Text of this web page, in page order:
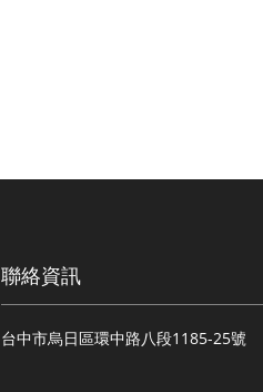
聯絡資訊
台中市烏日區環中路八段1185-25號